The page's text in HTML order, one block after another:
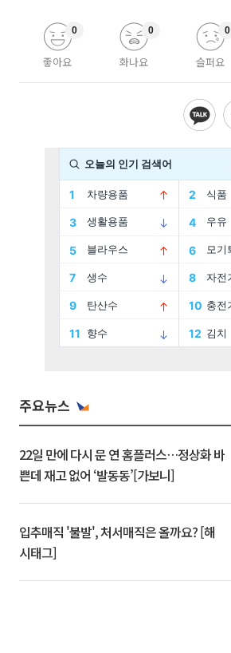
좋아요
0
화나요
0
슬퍼요
0
주요뉴스
22일 만에 다시 문 연 홈플러스…정상화 바
쁜데 재고 없어 ‘발동동’[가보니]
입추매직 '불발', 처서매직은 올까요? [해
시태그]